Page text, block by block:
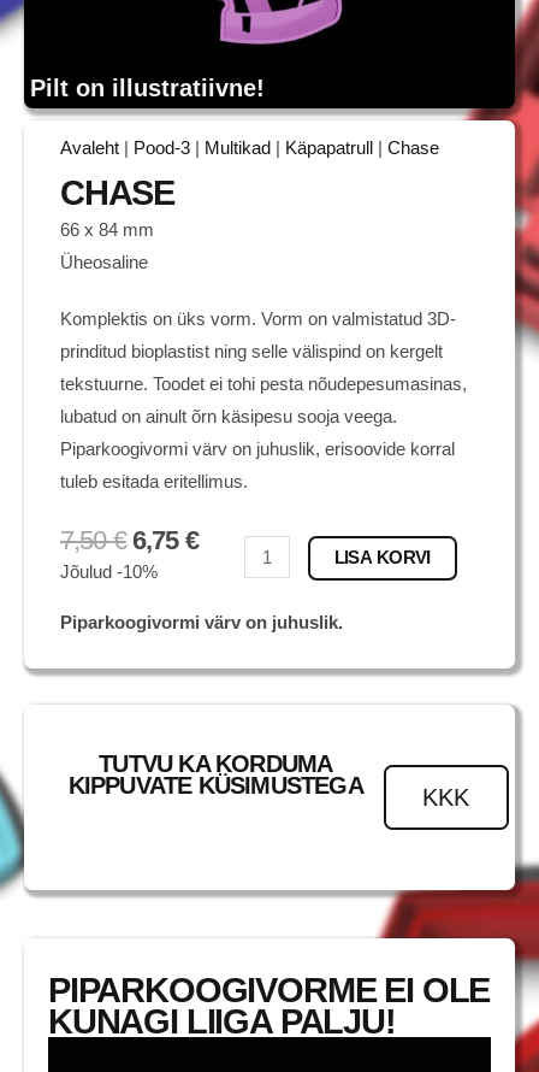
Pilt on illustratiivne!
Avaleht Pood-3 Multikad Käpapatrull Chase
CHASE
66 x 84 mm
Üheosaline
Komplektis on üks vorm. Vorm on valmistatud 3D-
prinditud bioplastist ning selle välispind on kergelt
tekstuurne. Toodet ei tohi pesta nõudepesumasinas,
lubatud on ainult õrn käsipesu sooja veega.
Piparkoogivormi värv on juhuslik, erisoovide korral
tuleb esitada eritellimus.
7,50€ 6,75 €
Jõulud -10%
Chase
kogus
LISA KORVI
Piparkoogivormi värv on juhuslik.
TUTVU KA KORDUMA
KIPPUVATE KÜSIMUSTEGA
KKK
PIPARKOOGIVORME EI OLE
KUNAGI LIIGA PALJU!